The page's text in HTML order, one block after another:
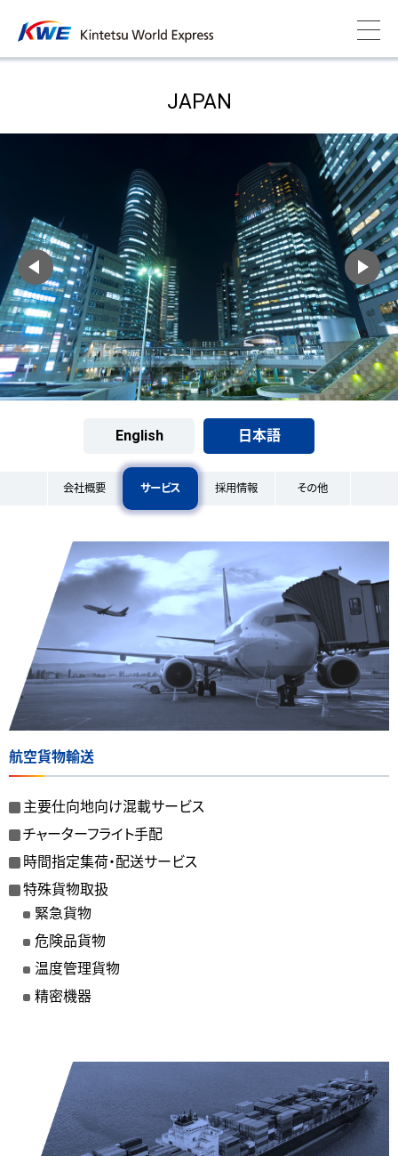
JAPAN
English 日本語
会社概要 サービス 採用情報 その他
航空貨物輸送
主要仕向地向け混載サービス
チャーターフライト手配
時間指定集荷・配送サービス
特殊貨物取扱
緊急貨物
危険品貨物
温度管理貨物
精密機器